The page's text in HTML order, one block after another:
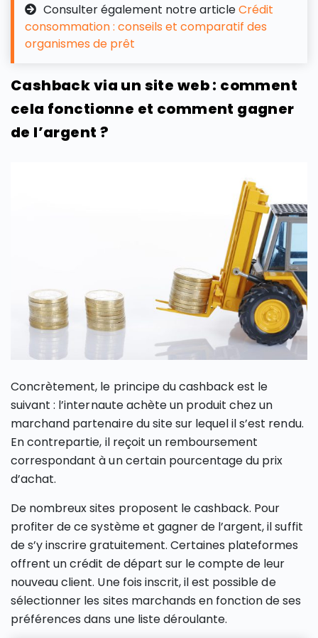
Consulter également notre articleCrédit
consommation : conseils et comparatif des
organismes de prêt
Cashback via un site web : comment
cela fonctionne et comment gagner
de l’argent ?
Concrètement, le principe du cashback est le
suivant : l’internaute achète un produit chez un
marchand partenaire du site sur lequel il s’est rendu.
En contrepartie, il reçoit un remboursement
correspondant à un certain pourcentage du prix
d’achat.
De nombreux sites proposent le cashback. Pour
profiter de ce système et gagner de l’argent, il suffit
de s’y inscrire gratuitement. Certaines plateformes
offrent un crédit de départ sur le compte de leur
nouveau client. Une fois inscrit, il est possible de
sélectionner les sites marchands en fonction de ses
préférences dans une liste déroulante.